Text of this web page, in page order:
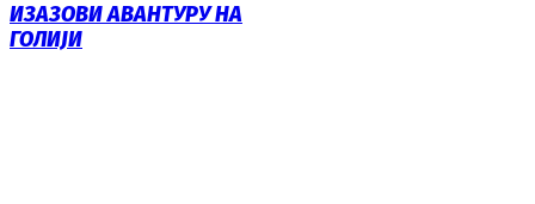
ИЗАЗОВИ АВАНТУРУ НА
ГОЛИЈИ